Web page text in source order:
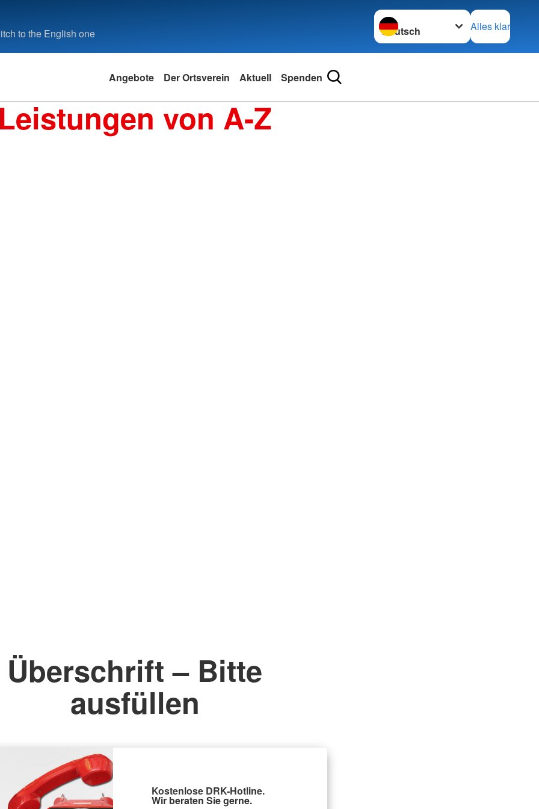
to the English one
Sprache wechseln zu
Alles klar
Angebote Der Ortsverein Aktuell Spenden
Leistungen von A-Z
Überschrift – Bitte
ausfüllen
Kostenlose DRK-Hotline.
Wir beraten Sie gerne.